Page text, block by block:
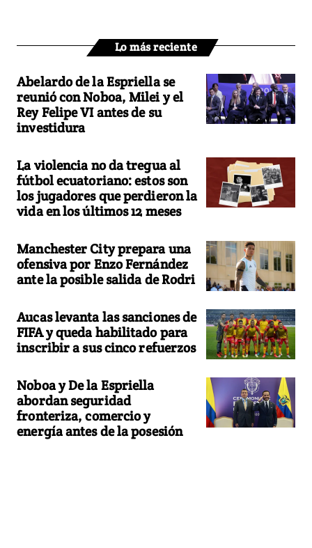
Lo más reciente
Abelardo de la Espriella se
reunió con Noboa, Milei y el
Rey Felipe VI antes de su
investidura
La violencia no da tregua al
fútbol ecuatoriano: estos son
los jugadores que perdieron la
vida en los últimos 12 meses
Manchester City prepara una
ofensiva por Enzo Fernández
ante la posible salida de Rodri
Aucas levanta las sanciones de
FIFA y queda habilitado para
inscribir a sus cinco refuerzos
Noboa y De la Espriella
abordan seguridad
fronteriza, comercio y
energía antes de la posesión